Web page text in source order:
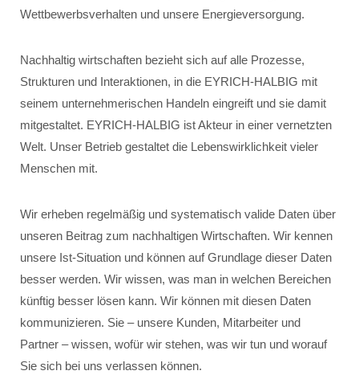
Wettbewerbsverhalten und unsere Energieversorgung.
Nachhaltig wirtschaften bezieht sich auf alle Prozesse,
Strukturen und Interaktionen, in die EYRICH-HALBIG mit
seinem unternehmerischen Handeln eingreift und sie damit
mitgestaltet. EYRICH-HALBIG ist Akteur in einer vernetzten
Welt. Unser Betrieb gestaltet die Lebenswirklichkeit vieler
Menschen mit.
Wir erheben regelmäßig und systematisch valide Daten über
unseren Beitrag zum nachhaltigen Wirtschaften. Wir kennen
unsere Ist-Situation und können auf Grundlage dieser Daten
besser werden. Wir wissen, was man in welchen Bereichen
künftig besser lösen kann. Wir können mit diesen Daten
kommunizieren. Sie – unsere Kunden, Mitarbeiter und
Partner – wissen, wofür wir stehen, was wir tun und worauf
Sie sich bei uns verlassen können.